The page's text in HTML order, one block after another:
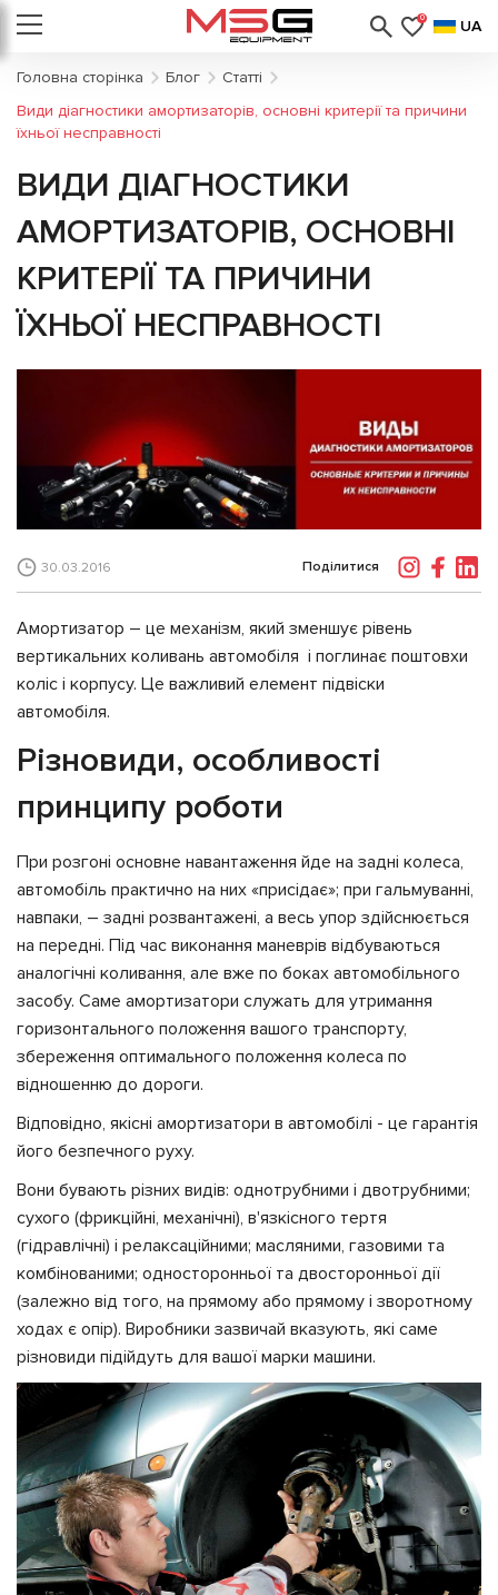
0 UA
Головна сторінка Блог
Статті
Види діагностики амортизаторів, основні критерії та причини
їхньої несправності
ВИДИ ДІАГНОСТИКИ
АМОРТИЗАТОРІВ, ОСНОВНІ
КРИТЕРІЇ ТА ПРИЧИНИ
ЇХНЬОЇ НЕСПРАВНОСТІ
30.03.2016 Поділитися
Амортизатор – це механізм, який зменшує рівень
вертикальних коливань автомобіля і поглинає поштовхи
коліс і корпусу. Це важливий елемент підвіски
автомобіля.
Різновиди, особливості
принципу роботи
При розгоні основне навантаження йде на задні колеса,
автомобіль практично на них «присідає»; при гальмуванні,
навпаки, – задні розвантажені, а весь упор здійснюється
на передні. Під час виконання маневрів відбуваються
аналогічні коливання, але вже по боках автомобільного
засобу. Саме амортизатори служать для утримання
горизонтального положення вашого транспорту,
збереження оптимального положення колеса по
відношенню до дороги.
Відповідно, якісні амортизатори в автомобілі - це гарантія
його безпечного руху.
Вони бувають різних видів: однотрубними і двотрубними;
сухого (фрикційні, механічні), в'язкісного тертя
(гідравлічні) і релаксаційними; масляними, газовими та
комбінованими; односторонньої та двосторонньої дії
(залежно від того, на прямому або прямому і зворотному
ходах є опір). Виробники зазвичай вказують, які саме
різновиди підійдуть для вашої марки машини.